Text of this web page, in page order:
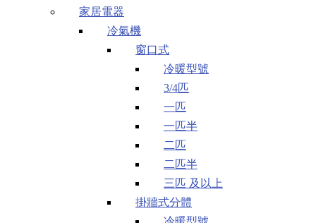
家居電器
冷氣機
窗口式
冷暖型號
3/4匹
一匹
一匹半
二匹
二匹半
三匹 及以上
掛牆式分體